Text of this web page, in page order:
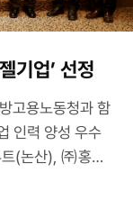
기업’ 선정
고용노동청과 함
인력 양성 우수
㈜(아산), 동